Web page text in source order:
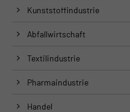
Kunststoffindustrie
Abfallwirtschaft
Textilindustrie
Pharmaindustrie
Handel